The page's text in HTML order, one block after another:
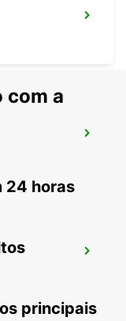
com a
24 horas
principais